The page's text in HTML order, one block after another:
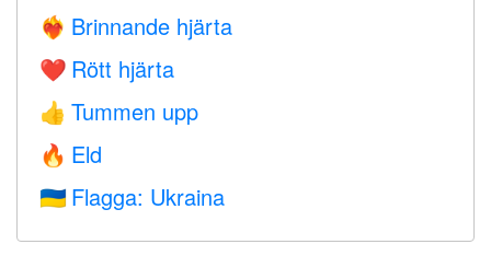
❤️‍🔥 Brinnande hjärta
❤️ Rött hjärta
👍 Tummen upp
🔥 Eld
🇺🇦 Flagga: Ukraina